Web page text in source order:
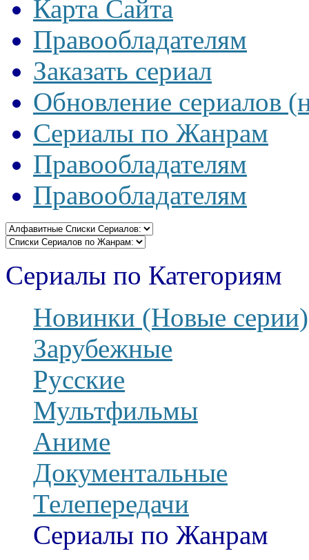
Карта Сайта
Правообладателям
Заказать сериал
Обновление сериалов
Сериалы по Жанрам
Правообладателям
Правообладателям
Сериалы по Категориям
Новинки (Новые серии)
Зарубежные
Русские
Мультфильмы
Аниме
Документальные
Телепередачи
Сериалы по Жанрам